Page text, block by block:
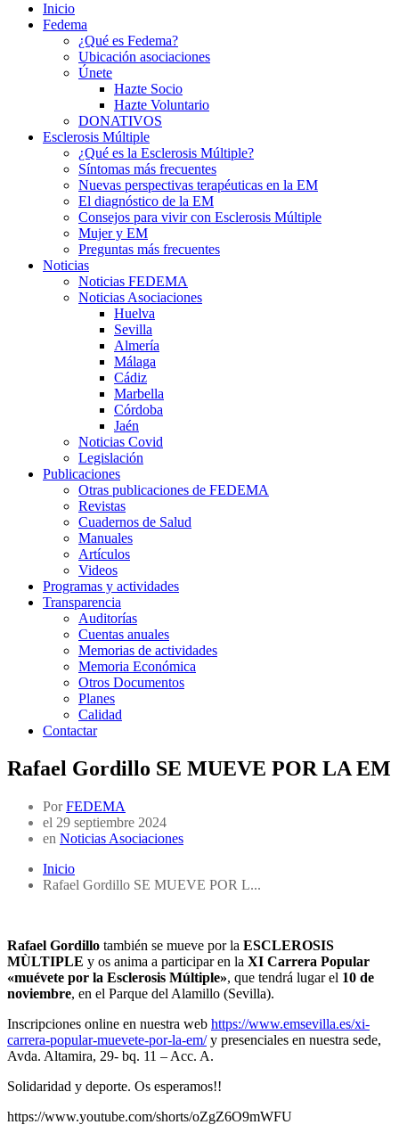
Inicio
Fedema
¿Qué es Fedema?
Ubicación asociaciones
Únete
Hazte Socio
Hazte Voluntario
DONATIVOS
Esclerosis Múltiple
¿Qué es la Esclerosis Múltiple?
Síntomas más frecuentes
Nuevas perspectivas terapéuticas en la EM
El diagnóstico de la EM
Consejos para vivir con Esclerosis Múltiple
Mujer y EM
Preguntas más frecuentes
Noticias
Noticias FEDEMA
Noticias Asociaciones
Huelva
Sevilla
Almería
Málaga
Cádiz
Marbella
Córdoba
Jaén
Noticias Covid
Legislación
Publicaciones
Otras publicaciones de FEDEMA
Revistas
Cuadernos de Salud
Manuales
Artículos
Videos
Programas y actividades
Transparencia
Auditorías
Cuentas anuales
Memorias de actividades
Memoria Económica
Otros Documentos
Planes
Calidad
Contactar
Rafael Gordillo SE MUEVE POR LA EM
Por FEDEMA
el 29 septiembre 2024
en Noticias Asociaciones
Inicio
Rafael Gordillo SE MUEVE POR L...
Rafael Gordillo también se mueve por la ESCLEROSIS
MÙLTIPLE y os anima a participar en la XI Carrera Popular
«muévete por la Esclerosis Múltiple», que tendrá lugar el 10 de
noviembre, en el Parque del Alamillo (Sevilla).
Inscripciones online en nuestra web https://www.emsevilla.es/xi-
carrera-popular-muevete-por-la-em/y presenciales en nuestra sede,
Avda. Altamira, 29- bq. 11 – Acc. A.
Solidaridad y deporte. Os esperamos!!
https://www.youtube.com/shorts/oZgZ6O9mWFU